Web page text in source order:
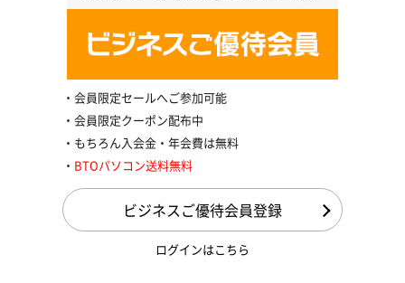
会員限定セールへご参加可能
会員限定クーポン配布中
もちろん入会金・年会費は無料
BTOパソコン送料無料
ビジネスご優待会員登録
ログインはこちら